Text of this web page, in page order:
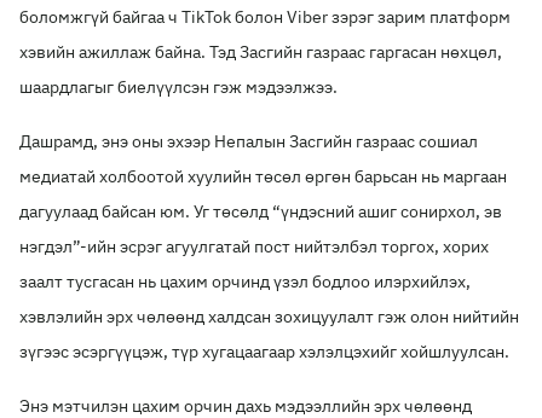
боломжгүй байгаа ч TikTok болон Viber зэрэг зарим платформ
хэвийн ажиллаж байна. Тэд Засгийн газраас гаргасан нөхцөл,
шаардлагыг биелүүлсэн гэж мэдээлжээ.
Дашрамд, энэ оны эхээр Непалын Засгийн газраас сошиал
медиатай холбоотой хуулийн төсөл өргөн барьсан нь маргаан
дагуулаад байсан юм. Уг төсөлд “үндэсний ашиг сонирхол, эв
нэгдэл”-ийн эсрэг агуулгатай пост нийтэлбэл торгох, хорих
заалт тусгасан нь цахим орчинд үзэл бодлоо илэрхийлэх,
хэвлэлийн эрх чөлөөнд халдсан зохицуулалт гэж олон нийтийн
зүгээс эсэргүүцэж, түр хугацаагаар хэлэлцэхийг хойшлуулсан.
Энэ мэтчилэн цахим орчин дахь мэдээллийн эрх чөлөөнд